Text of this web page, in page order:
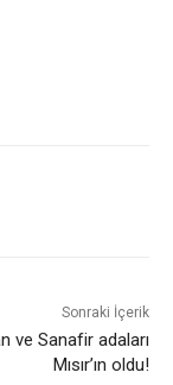
Sonraki İçerik
ve Sanafir adaları
Mısır’ın oldu!